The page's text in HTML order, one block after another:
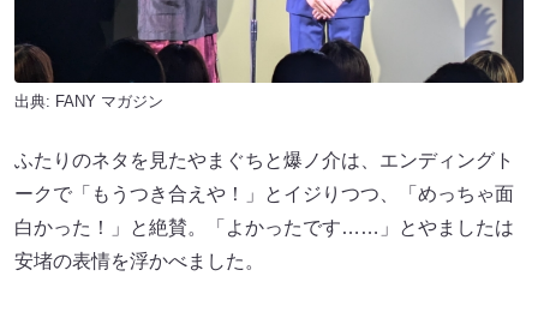
出典: FANY マガジン
ふたりのネタを見たやまぐちと爆ノ介は、エンディングト
ークで「もうつき合えや！」とイジりつつ、「めっちゃ面
白かった！」と絶賛。「よかったです……」とやましたは
安堵の表情を浮かべました。